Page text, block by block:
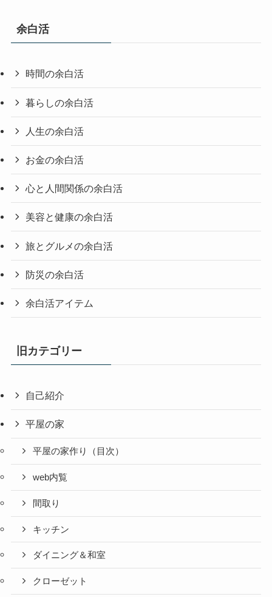
余白活
時間の余白活
暮らしの余白活
人生の余白活
お金の余白活
心と人間関係の余白活
美容と健康の余白活
旅とグルメの余白活
防災の余白活
余白活アイテム
旧カテゴリー
自己紹介
平屋の家
平屋の家作り（目次）
web内覧
間取り
キッチン
ダイニング＆和室
クローゼット